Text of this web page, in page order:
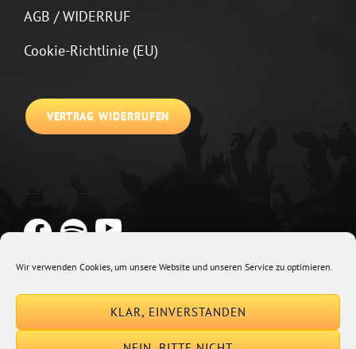
Wir verwenden Cookies, um unsere Website und unseren Service zu optimieren.
KLAR, EINVERSTANDEN
AGB / WIDERRUF
Cookie-Richtlinie (EU)
VERTRAG WIDERRUFEN
Euphony By Catch Themes